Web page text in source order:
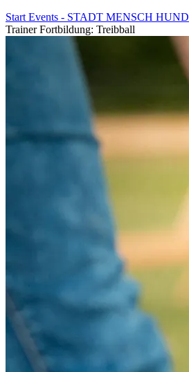
Start Events - STADT MENSCH HUND
Trainer Fortbildung: Treibball